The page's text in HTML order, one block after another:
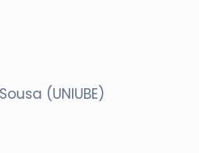
(UNIUBE)